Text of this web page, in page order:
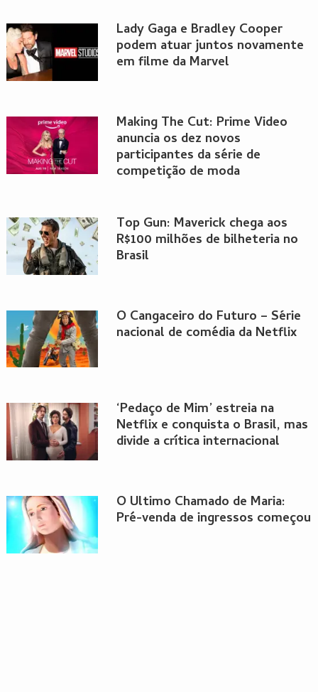
Lady Gaga e Bradley Cooper
podem atuar juntos novamente
em filme da Marvel
Making The Cut: Prime Video
anuncia os dez novos
participantes da série de
competição de moda
Top Gun: Maverick chega aos
R$100 milhões de bilheteria no
Brasil
O Cangaceiro do Futuro – Série
nacional de comédia da Netflix
‘Pedaço de Mim’ estreia na
Netflix e conquista o Brasil, mas
divide a crítica internacional
O Ultimo Chamado de Maria:
Pré-venda de ingressos começou